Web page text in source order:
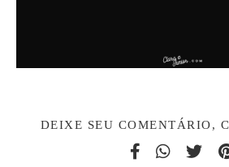
DEIXE SEU COMENTÁRIO,